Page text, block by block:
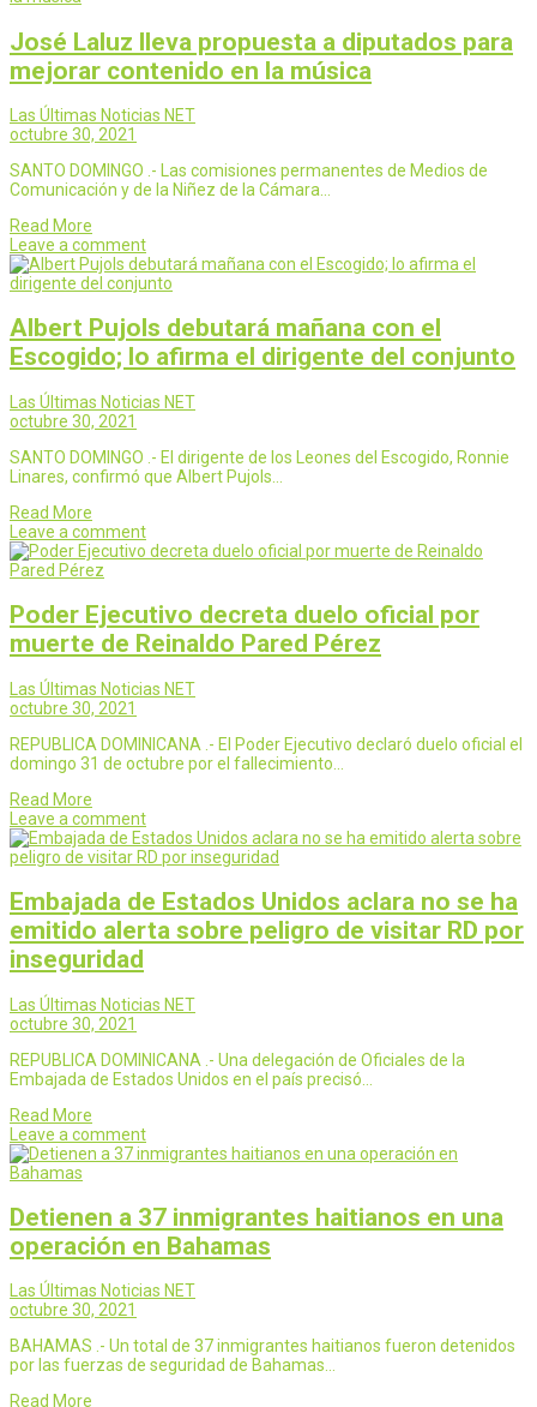
José Laluz lleva propuesta a diputados para
mejorar contenido en la música
Las Últimas Noticias NET
octubre 30, 2021
SANTO DOMINGO .- Las comisiones permanentes de Medios de
Comunicación y de la Niñez de la Cámara…
Read More
Leave a comment
Albert Pujols debutará mañana con el
Escogido; lo afirma el dirigente del conjunto
Las Últimas Noticias NET
octubre 30, 2021
SANTO DOMINGO .- El dirigente de los Leones del Escogido, Ronnie
Linares, confirmó que Albert Pujols…
Read More
Leave a comment
Poder Ejecutivo decreta duelo oficial por
muerte de Reinaldo Pared Pérez
Las Últimas Noticias NET
octubre 30, 2021
REPUBLICA DOMINICANA .- El Poder Ejecutivo declaró duelo oficial el
domingo 31 de octubre por el fallecimiento…
Read More
Leave a comment
Embajada de Estados Unidos aclara no se ha
emitido alerta sobre peligro de visitar RD por
inseguridad
Las Últimas Noticias NET
octubre 30, 2021
REPUBLICA DOMINICANA .- Una delegación de Oficiales de la
Embajada de Estados Unidos en el país precisó…
Read More
Leave a comment
Detienen a 37 inmigrantes haitianos en una
operación en Bahamas
Las Últimas Noticias NET
octubre 30, 2021
BAHAMAS .- Un total de 37 inmigrantes haitianos fueron detenidos
por las fuerzas de seguridad de Bahamas…
Read More